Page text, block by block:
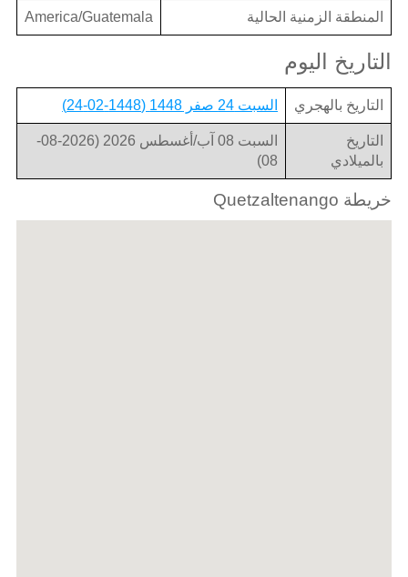
المنطقة الزمنية الحالية America/Guatemala
التاريخ اليوم
التاريخ بالهجري السبت 24 صفر 1448 (1448-02-24)
التاريخ
بالميلادي
السبت 08 آب/أغسطس 2026 (2026-08-
08)
خريطة Quetzaltenango